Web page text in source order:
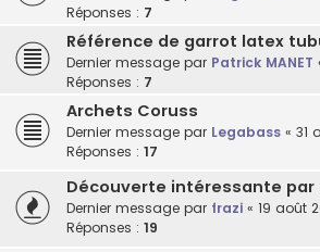
Réponses : 7
Référence de garrot latex
Dernier message par Patrick MANET
Réponses : 7
Archets Coruss
Dernier message par Legabass « 31
Réponses : 17
Découverte intéressante
Dernier message par frazi « 19 août
Réponses : 19